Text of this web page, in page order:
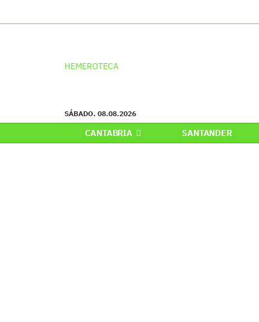
HEMEROTECA
SÁBADO. 08.08.2026
CANTABRIA SANTANDER